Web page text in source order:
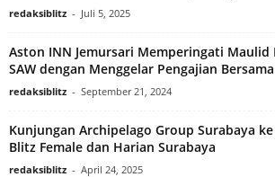
redaksiblitz - Juli 5, 2025
Aston INN Jemursari Memperingati Maulid
SAW dengan Menggelar Pengajian
redaksiblitz - September 21, 2024
Kunjungan Archipelago Group Surabaya
Blitz Female dan Harian Surabaya
redaksiblitz - April 24, 2025